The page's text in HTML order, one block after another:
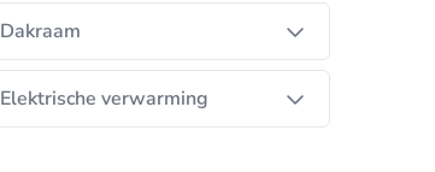
Dakraam
Elektrische verwarming